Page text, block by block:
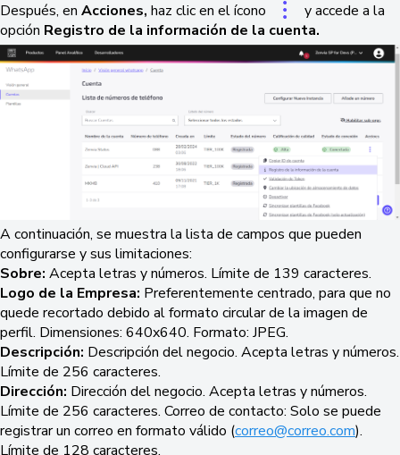
Después, en Acciones, haz clic en el ícono
y accede a la
opción Registro de la información de la cuenta.
A continuación, se muestra la lista de campos que pueden
configurarse y sus limitaciones:
Sobre: Acepta letras y números. Límite de 139 caracteres.
Logo de la Empresa: Preferentemente centrado, para que no
quede recortado debido al formato circular de la imagen de
perfil. Dimensiones: 640x640. Formato: JPEG.
Descripción: Descripción del negocio. Acepta letras y números.
Límite de 256 caracteres.
Dirección: Dirección del negocio. Acepta letras y números.
Límite de 256 caracteres. Correo de contacto: Solo se puede
registrar un correo en formato válido (correo@correo.com).
Límite de 128 caracteres.